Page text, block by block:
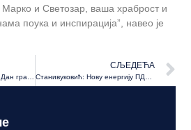
и Светозар, ваша храброст и
поука и инспирација”, навео је
СЉЕДЕЋА